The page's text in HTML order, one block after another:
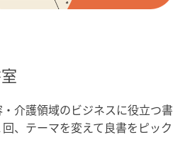
介護領域のビジネスに役立つ書
、テーマを変えて良書をピック